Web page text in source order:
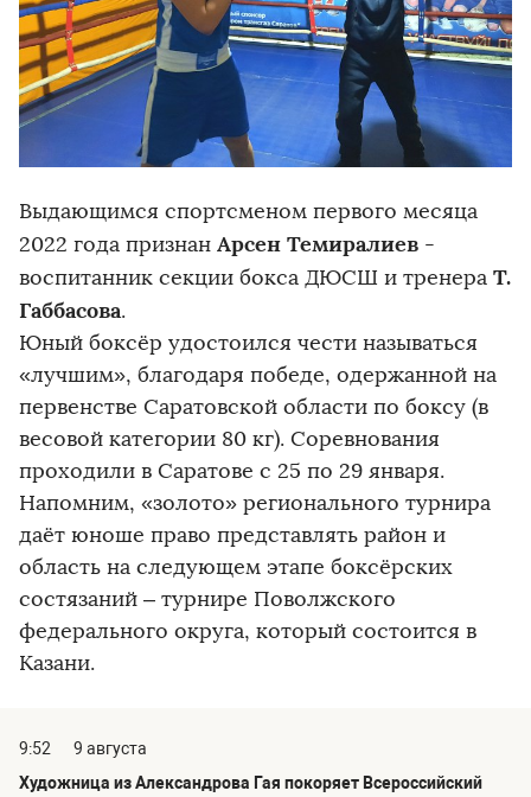
Выдающимся спортсменом первого месяца
2022 года признан Арсен Темиралиев -
воспитанник секции бокса ДЮСШ и тренера Т.
Габбасова.
Юный боксёр удостоился чести называться
«лучшим», благодаря победе, одержанной на
первенстве Саратовской области по боксу (в
весовой категории 80 кг). Соревнования
проходили в Саратове с 25 по 29 января.
Напомним, «золото» регионального турнира
даёт юноше право представлять район и
область на следующем этапе боксёрских
состязаний – турнире Поволжского
федерального округа, который состоится в
Казани.
9:52
9 августа
Художница из Александрова Гая покоряет Всероссийский